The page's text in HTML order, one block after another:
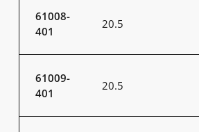
61008-
401
20.5
61009-
401
20.5